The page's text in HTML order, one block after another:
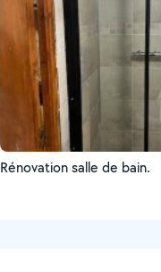
Rénovation salle de bain.